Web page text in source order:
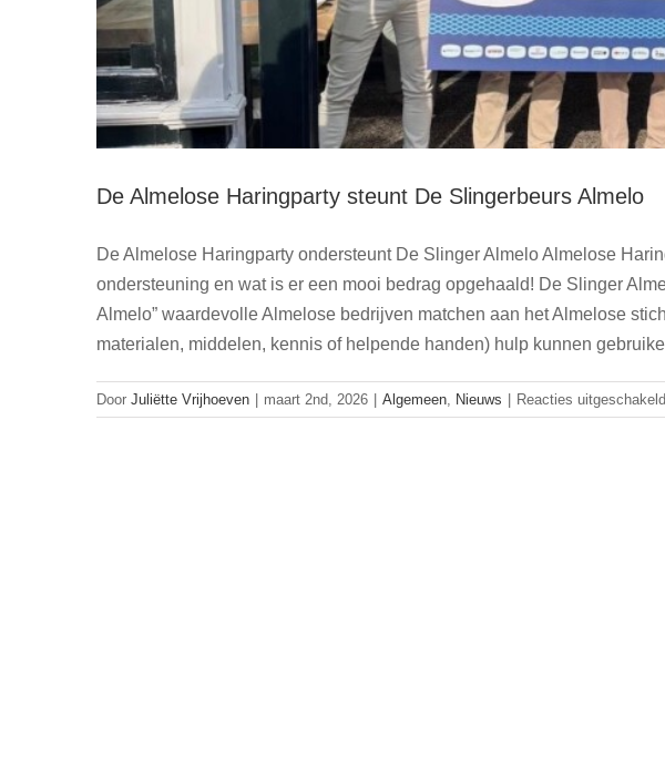
De Almelose Haringparty steunt De Slingerbeurs Almelo
De Almelose Haringparty ondersteunt De Slinger Almelo Almelose
ondersteuning en wat is er een mooi bedrag opgehaald! De Slinger
Almelo” waardevolle Almelose bedrijven matchen aan het Almelose
materialen, middelen, kennis of helpende handen) hulp kunnen
Door Juliëtte Vrijhoeven maart 2nd, 2026 Algemeen Nieuws Reacties uitgeschakeld